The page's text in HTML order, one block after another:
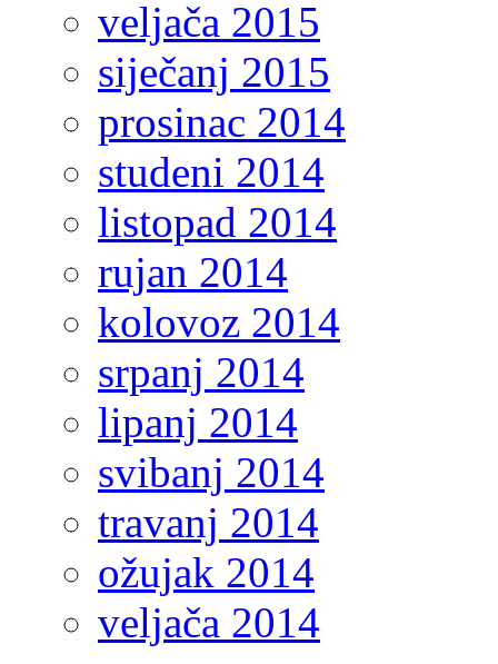
veljača 2015
siječanj 2015
prosinac 2014
studeni 2014
listopad 2014
rujan 2014
kolovoz 2014
srpanj 2014
lipanj 2014
svibanj 2014
travanj 2014
ožujak 2014
veljača 2014